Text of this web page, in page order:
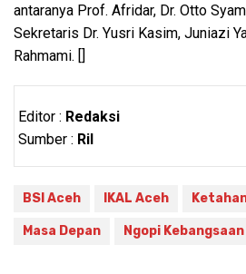
antaranya Prof. Afridar, Dr. Otto
Sekretaris Dr. Yusri Kasim, Juniazi
Rahmami. []
Editor : Redaksi
Sumber : Ril
BSI Aceh IKAL Aceh
Masa Depan Ngopi Kebangsaan